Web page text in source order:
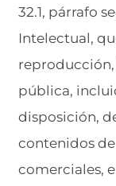
32.1, párrafo
Intelectual,
pública,
disposición,
contenidos
comerciales,